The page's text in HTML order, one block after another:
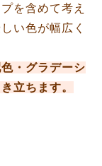
を含めて考え
い色が幅広く
・グラデーシ
立ちます。